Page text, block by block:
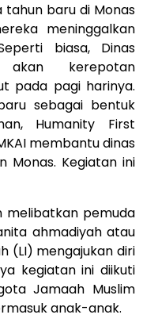
baru di Monas
meninggalkan
biasa, Dinas
kerepotan
pada pagi harinya.
sebagai bentuk
Humanity First
membantu dinas
Monas. Kegiatan ini
melibatkan pemuda
ahmadiyah atau
(LI) mengajukan diri
kegiatan ini diikuti
Jamaah Muslim
anak-anak.